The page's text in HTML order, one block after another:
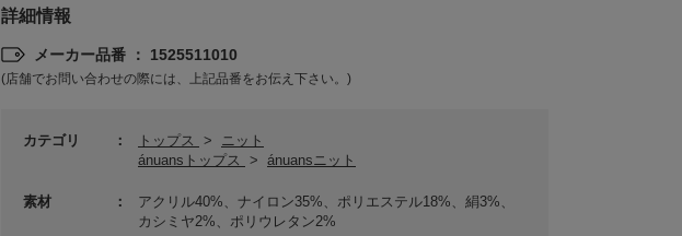
詳細情報
メーカー品番 ： 1525511010
(店舗でお問い合わせの際には、上記品番をお伝え下さい。)
カテゴリ トップス >
ニット
ánuansトップス
> ánuansニット
素材
アクリル40%、ナイロン35%、ポリエステル18%、絹3%、
カシミヤ2%、ポリウレタン2%